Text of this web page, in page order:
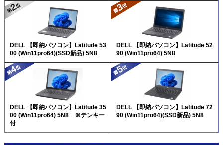
DELL 【即納パソコン】Latitude 53
00 (Win11pro64)(SSD新品) 5N8
DELL 【即納パソコン】Latitude 52
90 (Win11pro64) 5N8
DELL 【即納パソコン】Latitude 35
00 (Win11pro64) 5N8 ※テンキー
付
DELL 【即納パソコン】Latitude 72
90 (Win11pro64)(SSD新品) 5N8